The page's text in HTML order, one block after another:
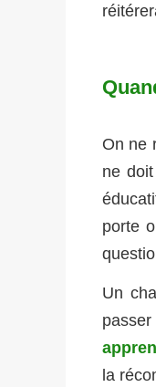
On ne
ne
porte
Un
la